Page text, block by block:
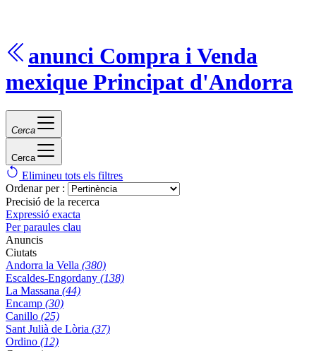
anunci Compra i Venda
mexique Principat d'Andorra
Cerca
Cerca
Elimineu tots els filtres
Ordenar per :
Precisió de la recerca
Expressió exacta
Per paraules clau
Anuncis
Ciutats
Andorra la Vella (380)
Escaldes-Engordany (138)
La Massana (44)
Encamp (30)
Canillo (25)
Sant Julià de Lòria (37)
Ordino (12)